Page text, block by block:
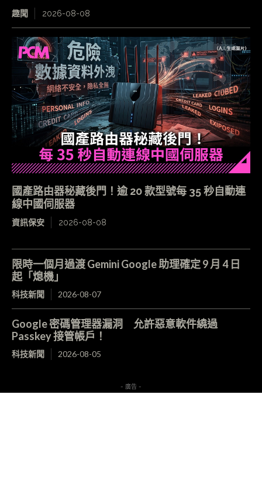
趣聞 2026-08-08
國產路由器秘藏後門！逾 20 款型號每 35 秒自動連
線中國伺服器
資訊保安 2026-08-08
限時一個月過渡 Gemini Google 助理確定 9 月 4 日
起「熄機」
科技新聞 2026-08-07
Google 密碼管理器漏洞 允許惡意軟件繞過
Passkey 接管帳戶！
科技新聞 2026-08-05
- 廣告 -